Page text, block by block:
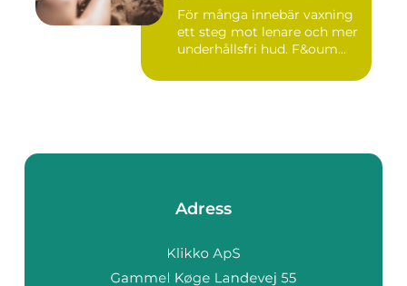
För många innebär vaxning
ett steg mot lenare och mer
underhållsfri hud. F&oum...
Adress